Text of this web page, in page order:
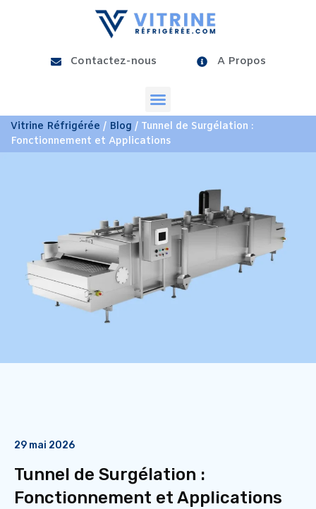
Contactez-nous A Propos
Vitrine Réfrigérée / Blog / Tunnel de Surgélation :
Fonctionnement et Applications
29 mai 2026
Tunnel de Surgélation :
Fonctionnement et Applications